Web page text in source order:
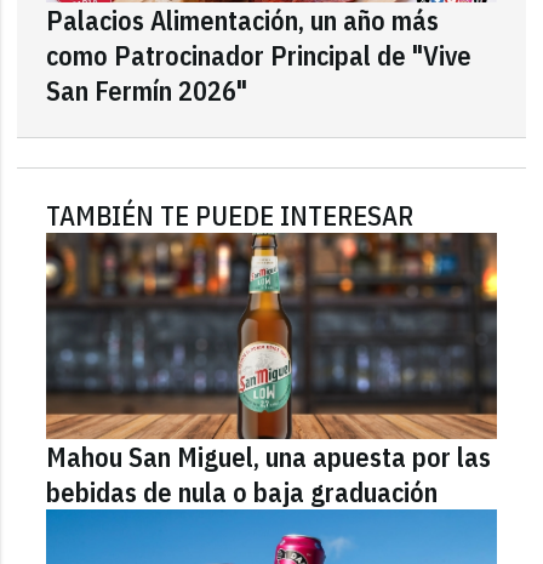
Palacios Alimentación, un año más
como Patrocinador Principal de "Vive
San Fermín 2026"
TAMBIÉN TE PUEDE INTERESAR
Mahou San Miguel, una apuesta por las
bebidas de nula o baja graduación